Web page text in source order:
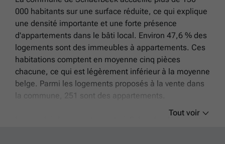
000 habitants sur une surface réduite, ce qui explique
une densité importante et une forte présence
d'appartements dans le bâti local. Environ 47,6 % des
logements sont des immeubles à appartements. Ces
habitations comptent en moyenne cinq pièces
chacune, ce qui est légèrement inférieur à la moyenne
belge. Parmi les logements proposés à la vente dans
la commune, 251 sont des appartements.
Tout voir